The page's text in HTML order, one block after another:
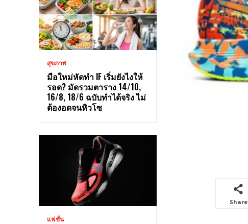
สุขภาพ
มือใหม่หัดทำ IF เริ่มยังไงให้
รอด? มัดรวมตาราง 14/10,
16/8, 18/6 ฉบับทำได้จริง ไม่
ต้องอดจนหิวโซ
แฟชั่น
Share